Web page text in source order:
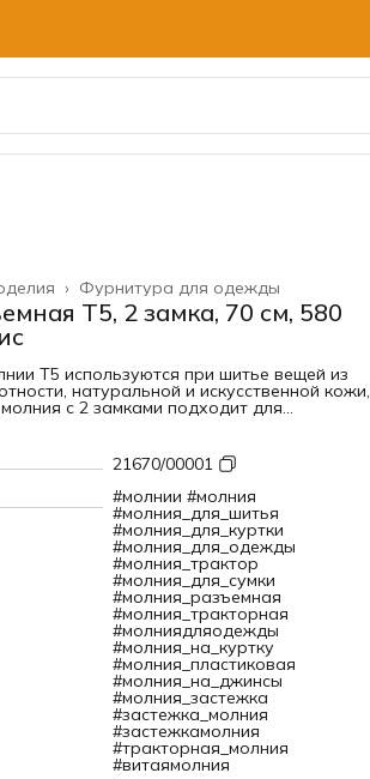
Фурнитура для одежды
›
Т5, 2 замка, 70 см, 580
T5 используются при шитье вещей из
натуральной и искусственной кожи,
с 2 замками подходит для
на куртке, жилете или рубашке.Для
перед первым использованием/
открыть и закрыть молнию
Текстильная лента не линяет
чистке. Благодаря специальному
тесьма особенно прочная.–
долговечны, сохраняют цвет и не
Элегантно контрастируют с цветом
плавно застегивать и
разъемная с 2 замками.Цвет звена:
длина 70 см.
21670/00001
#молнии #молния
#молния_для_шитья
#молния_для_куртки
#молния_для_одежды
#молния_трактор
#молния_для_сумки
#молния_разъемная
#молния_тракторная
#молниядляодежды
#молния_на_куртку
#молния_пластиковая
#молния_на_джинсы
#молния_застежка
#застежка_молния
#застежкамолния
#тракторная_молния
#витаямолния